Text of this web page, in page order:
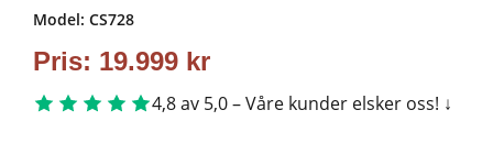
Model: CS728
Pris: 19.999 kr
4,8 av 5,0 – Våre kunder elsker oss!